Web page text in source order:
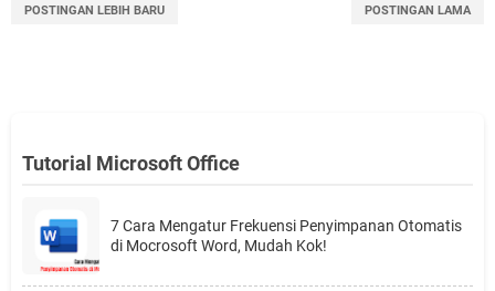
POSTINGAN LEBIH BARU POSTINGAN LAMA
Tutorial Microsoft Office
7 Cara Mengatur Frekuensi Penyimpanan Otomatis
di Mocrosoft Word, Mudah Kok!